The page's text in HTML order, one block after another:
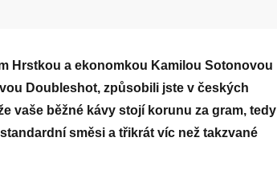
Hrstkou a ekonomkou Kamilou Sotonovou
Doubleshot, způsobili jste v českých
vaše běžné kávy stojí korunu za gram, tedy
směsi a třikrát víc než takzvané